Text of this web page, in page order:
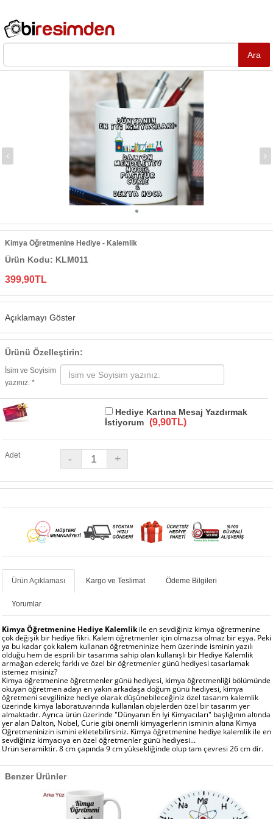
Kimya Öğretmenine Hediye - Kalemlik
Ürün Kodu: KLM011
399,90TL
Açıklamayı Göster
Ürünü Özelleştirin:
İsim ve Soyisim
yazınız. *
Hediye Kartına Mesaj Yazdırmak
İstiyorum (9,90TL)
Adet
Ürün Açıklaması Kargo ve Teslimat Ödeme Bilgileri
Yorumlar
Kimya Öğretmenine Hediye Kalemlikile en sevdiğiniz kimya öğretmenine
çok değişik bir hediye fikri. Kalem öğretmenler için olmazsa olmaz bir eşya. Peki
ya bu kadar çok kalem kullanan öğretmeninize hem üzerinde isminin yazılı
olduğu hem de esprili bir tasarıma sahip olan kullanışlı bir Hediye Kalemlik
armağan ederek; farklı ve özel bir öğretmenler günü hediyesi tasarlamak
istemez misiniz?
Kimya öğretmenine öğretmenler günü hediyesi, kimya öğretmenliği bölümünde
okuyan öğretmen adayı en yakın arkadaşa doğum günü hediyesi, kimya
öğretmeni sevgilinize hediye olarak düşünebileceğiniz özel tasarım kalemlik
üzerinde kimya laboratuvarında kullanılan objelerden özel bir tasarım yer
almaktadır. Ayrıca ürün üzerinde "Dünyanın En İyi Kimyacıları" başlığının altında
yer alan Dalton, Nobel, Curie gibi önemli kimyagerlerin isminin altına Kimya
Öğretmeninizin ismini ekletebilirsiniz. Kimya öğretmenine hediye kalemlik ile en
sevdiğiniz kimyacıya en özel öğretmenler günü hediyesi...
Ürün seramiktir. 8 cm çapında 9 cm yüksekliğinde olup tam çevresi 26 cm dir.
Benzer Ürünler